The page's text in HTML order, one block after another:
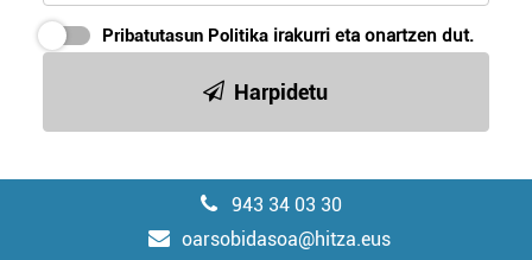
Pribatutasun Politika irakurri eta onartzen dut.
Harpidetu
943 34 03 30
oarsobidasoa@hitza.eus